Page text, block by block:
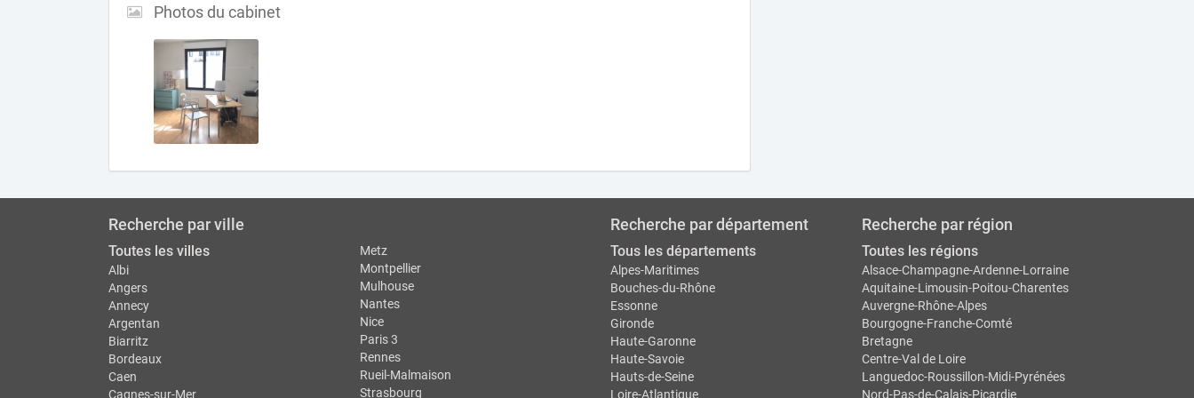
Photos du cabinet
Recherche par ville
Toutes les villes
Albi
Angers
Annecy
Argentan
Biarritz
Bordeaux
Caen
Cagnes-sur-Mer
Metz
Montpellier
Mulhouse
Nantes
Nice
Paris 3
Rennes
Rueil-Malmaison
Strasbourg
Recherche par département
Tous les départements
Alpes-Maritimes
Bouches-du-Rhône
Essonne
Gironde
Haute-Garonne
Haute-Savoie
Hauts-de-Seine
Loire-Atlantique
Recherche par région
Toutes les régions
Alsace-Champagne-Ardenne-Lorraine
Aquitaine-Limousin-Poitou-Charentes
Auvergne-Rhône-Alpes
Bourgogne-Franche-Comté
Bretagne
Centre-Val de Loire
Languedoc-Roussillon-Midi-Pyrénées
Nord-Pas-de-Calais-Picardie